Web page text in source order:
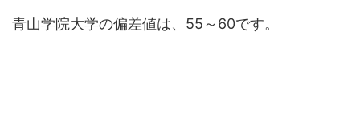
青山学院大学の偏差値は、55～60です。